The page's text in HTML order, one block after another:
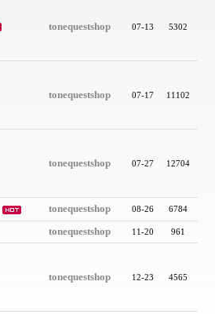
tonequestshop 07-13 5302
tonequestshop 07-17 11102
tonequestshop 07-27 12704
tonequestshop 08-26 6784
tonequestshop 11-20 961
tonequestshop 12-23 4565